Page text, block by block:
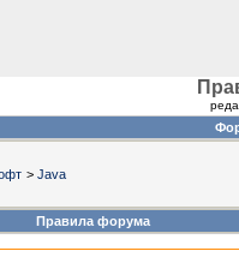
> Java
Правила форума